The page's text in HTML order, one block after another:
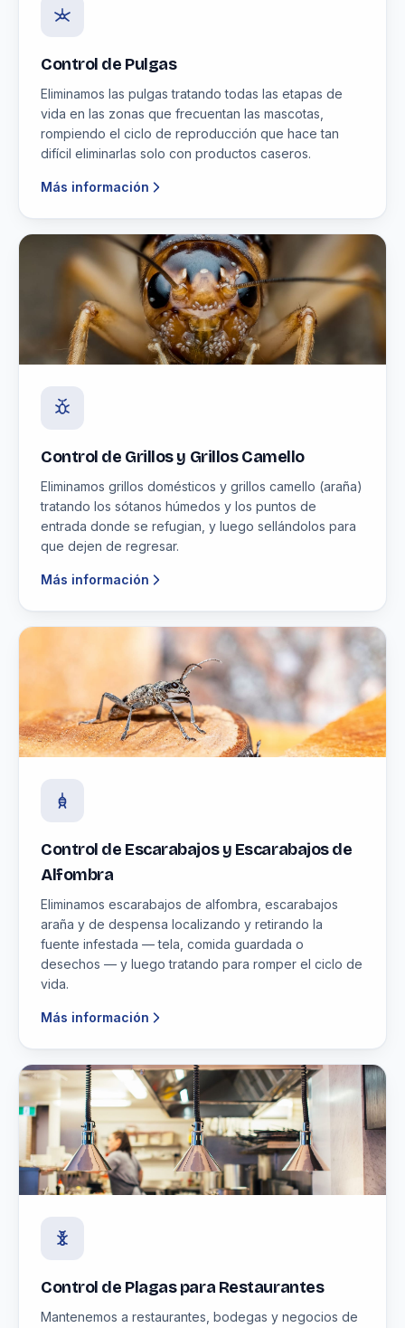
Control de Pulgas
Eliminamos las pulgas tratando todas las etapas de
vida en las zonas que frecuentan las mascotas,
rompiendo el ciclo de reproducción que hace tan
difícil eliminarlas solo con productos caseros.
Más información
Control de Grillos y Grillos Camello
Eliminamos grillos domésticos y grillos camello (araña)
tratando los sótanos húmedos y los puntos de
entrada donde se refugian, y luego sellándolos para
que dejen de regresar.
Más información
Control de Escarabajos y Escarabajos de
Alfombra
Eliminamos escarabajos de alfombra, escarabajos
araña y de despensa localizando y retirando la
fuente infestada — tela, comida guardada o
desechos — y luego tratando para romper el ciclo de
vida.
Más información
Control de Plagas para Restaurantes
Mantenemos a restaurantes, bodegas y negocios de